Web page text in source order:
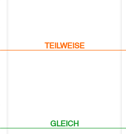
TEILWEISE
GLEICH